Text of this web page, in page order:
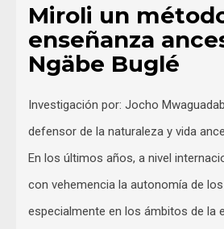
Miroli un
enseñanza
Ngäbe Buglé
Investigación por: Jocho
defensor de la naturaleza y vida
En los últimos años, a nivel
con vehemencia la autonomía de
especialmente en los ámbitos de la